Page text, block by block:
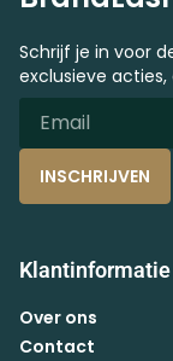
Schrijf je in voor
exclusieve
INSCHRIJVEN
Klantinformatie
Over ons
Contact